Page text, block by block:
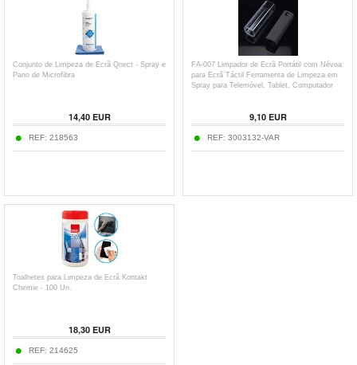
Conjunto de Limpeza de Ecrã Qnect - Spray e
Pano de Microfibra
14,40EUR
REF: 218563
FA-007 Limpador de Ecrã Portátil com Névoa
para Ecrã Táctil Ferramenta de Limpeza em
Spray para Telemóvel, Tablet, Computador
9,10EUR
REF: 3003132-VAR
Toalhetes para Limpeza de Ecrã Kontakt
Chemie - 100 Un.
18,30EUR
REF: 214625